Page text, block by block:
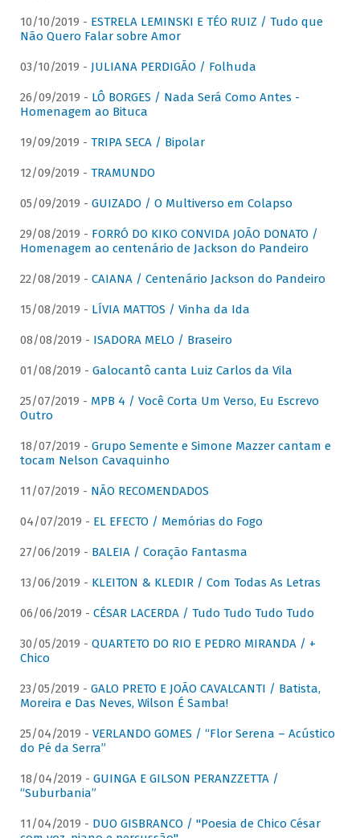
10/10/2019 - ESTRELA LEMINSKI E TÉO RUIZ / Tudo que
Não Quero Falar sobre Amor
03/10/2019 - JULIANA PERDIGÃO / Folhuda
26/09/2019 - LÔ BORGES / Nada Será Como Antes -
Homenagem ao Bituca
19/09/2019 - TRIPA SECA / Bipolar
12/09/2019 - TRAMUNDO
05/09/2019 - GUIZADO / O Multiverso em Colapso
29/08/2019 - FORRÓ DO KIKO CONVIDA JOÃO DONATO /
Homenagem ao centenário de Jackson do Pandeiro
22/08/2019 - CAIANA / Centenário Jackson do Pandeiro
15/08/2019 - LÍVIA MATTOS / Vinha da Ida
08/08/2019 - ISADORA MELO / Braseiro
01/08/2019 - Galocantô canta Luiz Carlos da Vila
25/07/2019 - MPB 4 / Você Corta Um Verso, Eu Escrevo
Outro
18/07/2019 - Grupo Semente e Simone Mazzer cantam e
tocam Nelson Cavaquinho
11/07/2019 - NÃO RECOMENDADOS
04/07/2019 - EL EFECTO / Memórias do Fogo
27/06/2019 - BALEIA / Coração Fantasma
13/06/2019 - KLEITON & KLEDIR / Com Todas As Letras
06/06/2019 - CÉSAR LACERDA / Tudo Tudo Tudo Tudo
30/05/2019 - QUARTETO DO RIO E PEDRO MIRANDA / +
Chico
23/05/2019 - GALO PRETO E JOÃO CAVALCANTI / Batista,
Moreira e Das Neves, Wilson É Samba!
25/04/2019 - VERLANDO GOMES / “Flor Serena – Acústico
do Pé da Serra”
18/04/2019 - GUINGA E GILSON PERANZZETTA /
“Suburbania”
11/04/2019 - DUO GISBRANCO / "Poesia de Chico César